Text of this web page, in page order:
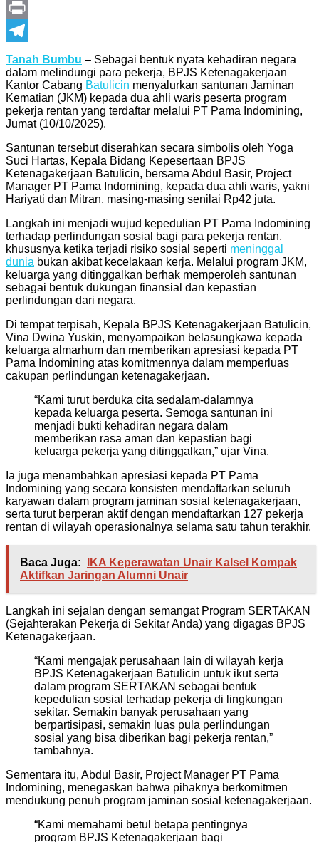
WhatsApp
Print
Telegram
Tanah Bumbu – Sebagai bentuk nyata kehadiran negara
dalam melindungi para pekerja, BPJS Ketenagakerjaan
Kantor Cabang Batulicin menyalurkan santunan Jaminan
Kematian (JKM) kepada dua ahli waris peserta program
pekerja rentan yang terdaftar melalui PT Pama Indomining,
Jumat (10/10/2025).
Santunan tersebut diserahkan secara simbolis oleh Yoga
Suci Hartas, Kepala Bidang Kepesertaan BPJS
Ketenagakerjaan Batulicin, bersama Abdul Basir, Project
Manager PT Pama Indomining, kepada dua ahli waris, yakni
Hariyati dan Mitran, masing-masing senilai Rp42 juta.
Langkah ini menjadi wujud kepedulian PT Pama Indomining
terhadap perlindungan sosial bagi para pekerja rentan,
khususnya ketika terjadi risiko sosial seperti meninggal
dunia bukan akibat kecelakaan kerja. Melalui program JKM,
keluarga yang ditinggalkan berhak memperoleh santunan
sebagai bentuk dukungan finansial dan kepastian
perlindungan dari negara.
Di tempat terpisah, Kepala BPJS Ketenagakerjaan Batulicin,
Vina Dwina Yuskin, menyampaikan belasungkawa kepada
keluarga almarhum dan memberikan apresiasi kepada PT
Pama Indomining atas komitmennya dalam memperluas
cakupan perlindungan ketenagakerjaan.
“Kami turut berduka cita sedalam-dalamnya
kepada keluarga peserta. Semoga santunan ini
menjadi bukti kehadiran negara dalam
memberikan rasa aman dan kepastian bagi
keluarga pekerja yang ditinggalkan,” ujar Vina.
Ia juga menambahkan apresiasi kepada PT Pama
Indomining yang secara konsisten mendaftarkan seluruh
karyawan dalam program jaminan sosial ketenagakerjaan,
serta turut berperan aktif dengan mendaftarkan 127 pekerja
rentan di wilayah operasionalnya selama satu tahun terakhir.
Baca Juga:
IKA Keperawatan Unair Kalsel Kompak
Aktifkan Jaringan Alumni Unair
Langkah ini sejalan dengan semangat Program SERTAKAN
(Sejahterakan Pekerja di Sekitar Anda) yang digagas BPJS
Ketenagakerjaan.
“Kami mengajak perusahaan lain di wilayah kerja
BPJS Ketenagakerjaan Batulicin untuk ikut serta
dalam program SERTAKAN sebagai bentuk
kepedulian sosial terhadap pekerja di lingkungan
sekitar. Semakin banyak perusahaan yang
berpartisipasi, semakin luas pula perlindungan
sosial yang bisa diberikan bagi pekerja rentan,”
tambahnya.
Sementara itu, Abdul Basir, Project Manager PT Pama
Indomining, menegaskan bahwa pihaknya berkomitmen
mendukung penuh program jaminan sosial ketenagakerjaan.
“Kami memahami betul betapa pentingnya
program BPJS Ketenagakerjaan bagi